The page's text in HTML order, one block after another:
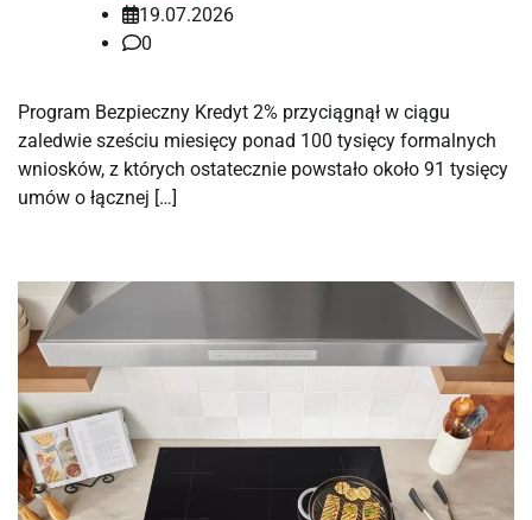
19.07.2026
0
Program Bezpieczny Kredyt 2% przyciągnął w ciągu
zaledwie sześciu miesięcy ponad 100 tysięcy formalnych
wniosków, z których ostatecznie powstało około 91 tysięcy
umów o łącznej […]